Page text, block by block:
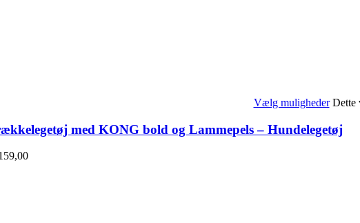
Vælg muligheder Dette
med KONG bold og Lammepels – Hundelegetøj